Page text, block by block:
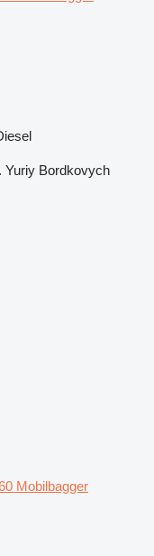
Yuriy Bordkovych
Mobilbagger